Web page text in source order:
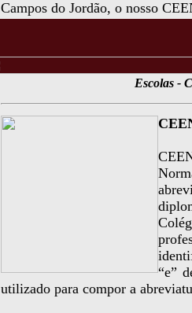
Campos do Jordão, o nosso
Escolas -
“e”
utilizado para compor a